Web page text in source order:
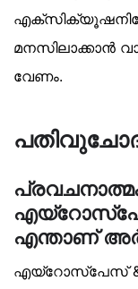
മനസിലാക്കാൻ
വേണം.
എന്താണ്
എയ്‌റോസ്‌പേസ് &